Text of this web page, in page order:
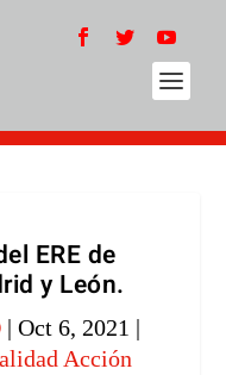
ERE de
y León.
| Oct 6, 2021 |
Acción